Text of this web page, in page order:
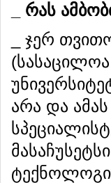
რას
_ ჯერ
არა და